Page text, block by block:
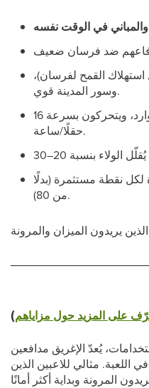
في الوقت نفسه
القمح لفرسان)،
وسور المدينة قوي.
يحملون 500 من الموارد، ويتحركون بسرعة 16
حقلًا/ساعة.
القوة لكل نقطة مستثمرة (بدلًا
من 80).
على المزيد حول مزاياهم)
يُعدّ الإغريق مدافعين
اللعبة. مثالي للاعبين الذين